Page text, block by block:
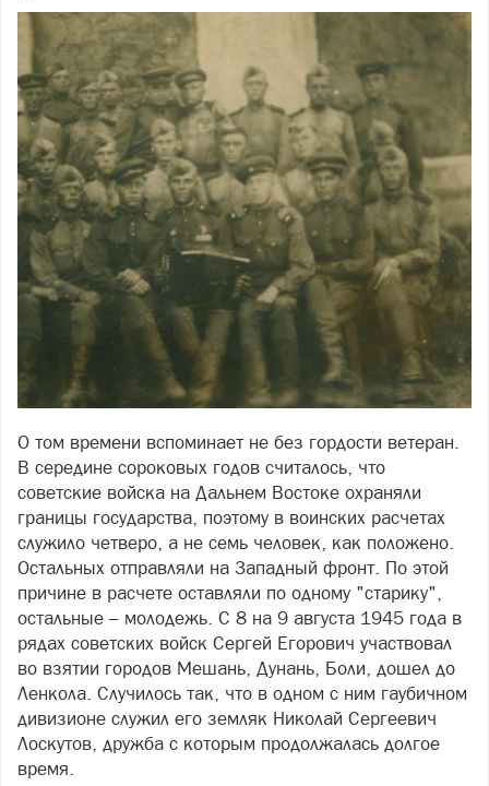
О том времени вспоминает не без гордости ветеран.
В середине сороковых годов считалось, что
советские войска на Дальнем Востоке охраняли
границы государства, поэтому в воинских расчетах
служило четверо, а не семь человек, как положено.
Остальных отправляли на Западный фронт. По этой
причине в расчете оставляли по одному "старику",
остальные – молодежь. С 8 на 9 августа 1945 года в
рядах советских войск Сергей Егорович участвовал
во взятии городов Мешань, Дунань, Боли, дошел до
Ленкола. Случилось так, что в одном с ним гаубичном
дивизионе служил его земляк Николай Сергеевич
Лоскутов, дружба с которым продолжалась долгое
время.